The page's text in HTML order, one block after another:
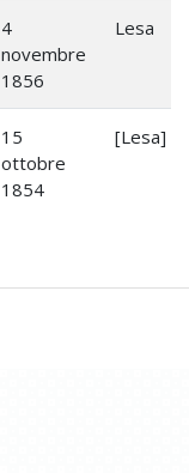
4
novembre
1856
Lesa
15
ottobre
1854
[Lesa]